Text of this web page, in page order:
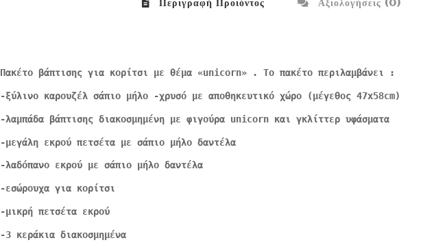
Περιγραφή Προιόντος Αξιολογήσεις (0)
Πακέτο βάπτισης για κορίτσι με θέμα «unicorn» . Το πακέτο περιλαμβάνει :
-ξύλινο καρουζέλ σάπιο μήλο -χρυσό με αποθηκευτικό χώρο (μέγεθος 47x58cm)
-λαμπάδα βάπτισης διακοσμημένη με φιγούρα unicorn και γκλίττερ υφάσματα
-μεγάλη εκρού πετσέτα με σάπιο μήλο δαντέλα
-λαδόπανο εκρού με σάπιο μήλο δαντέλα
-εσώρουχα για κορίτσι
-μικρή πετσέτα εκρού
-3 κεράκια διακοσμημένα